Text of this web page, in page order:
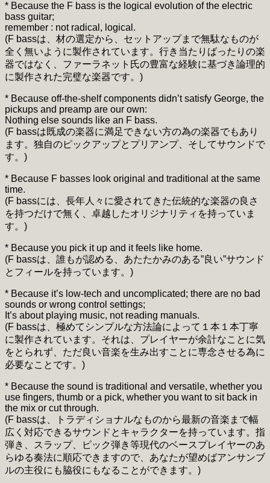
* Because the F bass is the logical evolution of the electric
bass guitar;
remember : not radical, logical.
(F bassは、材の選定から、セットアップまで無駄なものが
全く無いように製作されています。行き当たりばったりの楽
器ではなく、ファーラネット氏の豊富な経験に基づき論理的
に製作された完璧な楽器です。)
* Because off-the-shelf components didn’t satisfy George, the
pickups and preamp are our own:
Nothing else sounds like an F bass.
(F bassは既成の楽器に満足できない方の為の楽器でもあり
ます。独自のピックアップとプリアンプ、そしてサウンドで
す。)
* Because F basses look original and traditional at the same
time.
(F bassには、長年人々に愛されてきた伝統的な楽器の良さ
を持つだけで無く、卓越したオリジナリティを持っていま
す。)
* Because you pick it up and it feels like home.
(F bassは、誰もが認める、あたたかみのある”良い”サウンド
とフィールを持っています。)
* Because it’s low-tech and uncomplicated; there are no bad
sounds or wrong control settings;
It’s about playing music, not reading manuals.
(F bassは、極めてシンプルな方法論によって１本１本丁寧
に製作されています。それは、プレイヤーが余計なことに気
をとられず、ただ良い音楽を生み出すことに専念させる為に
必要なことです。)
* Because the sound is traditional and versatile, whether you
use fingers, thumb or a pick, whether you want to sit back in
the mix or cut through.
(F bassは、トラディショナルなものから最新の音楽まで幅
広く対応できるサウンドとキャラクターを持っています。指
弾き、スラップ、ピック弾き等現代のベースプレイヤーのあ
らゆる奏法に順応できますので、あなたが望めばアンサンブ
ルの主役にも脇役にもなることができます。)